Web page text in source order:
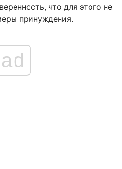
что для этого не
принуждения.
ad